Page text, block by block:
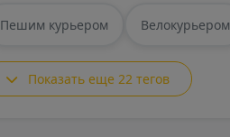
Пешим курьером Велокурьером
Показать еще 22 тегов